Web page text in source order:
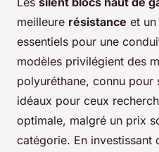
meilleure résistance et
essentiels pour une
modèles privilégient des
polyuréthane, connu pour
idéaux pour ceux
optimale, malgré un prix
catégorie. En investissant